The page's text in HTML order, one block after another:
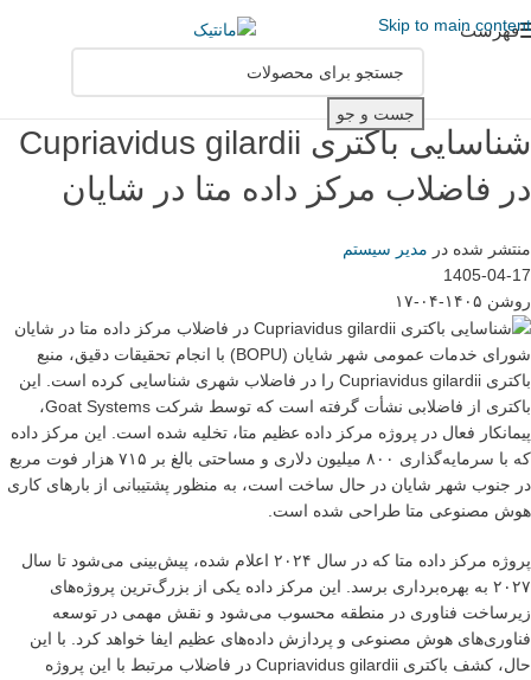
Skip to main content
فهرست
جست و جو
شناسایی باکتری Cupriavidus gilardii
در فاضلاب مرکز داده متا در شایان
منتشر شده در مدیر سیستم
1405-04-17
روشن ۱۴۰۵-۰۴-۱۷
شورای خدمات عمومی شهر شایان (BOPU) با انجام تحقیقات دقیق، منبع
باکتری Cupriavidus gilardii را در فاضلاب شهری شناسایی کرده است. این
باکتری از فاضلابی نشأت گرفته است که توسط شرکت Goat Systems،
پیمانکار فعال در پروژه مرکز داده عظیم متا، تخلیه شده است. این مرکز داده
که با سرمایه‌گذاری ۸۰۰ میلیون دلاری و مساحتی بالغ بر ۷۱۵ هزار فوت مربع
در جنوب شهر شایان در حال ساخت است، به منظور پشتیبانی از بارهای کاری
هوش مصنوعی متا طراحی شده است.
پروژه مرکز داده متا که در سال ۲۰۲۴ اعلام شده، پیش‌بینی می‌شود تا سال
۲۰۲۷ به بهره‌برداری برسد. این مرکز داده یکی از بزرگ‌ترین پروژه‌های
زیرساخت فناوری در منطقه محسوب می‌شود و نقش مهمی در توسعه
فناوری‌های هوش مصنوعی و پردازش داده‌های عظیم ایفا خواهد کرد. با این
حال، کشف باکتری Cupriavidus gilardii در فاضلاب مرتبط با این پروژه